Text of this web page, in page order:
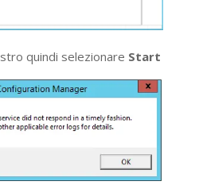
quindi selezionare Start